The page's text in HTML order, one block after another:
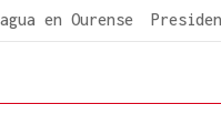
en Ourense